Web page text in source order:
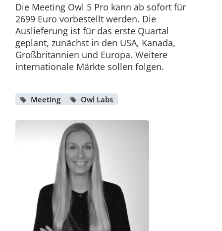
Die Meeting Owl 5 Pro kann ab sofort für
2699 Euro vorbestellt werden. Die
Auslieferung ist für das erste Quartal
geplant, zunächst in den USA, Kanada,
Großbritannien und Europa. Weitere
internationale Märkte sollen folgen.
Meeting Owl Labs